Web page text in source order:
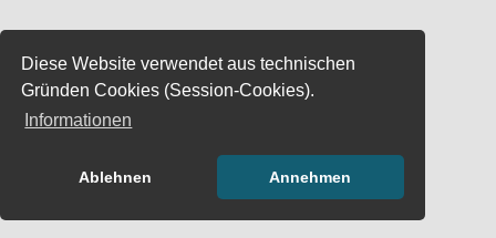
Diese Website verwendet aus technischen
Gründen Cookies (Session-Cookies).
Informationen
Ablehnen Annehmen